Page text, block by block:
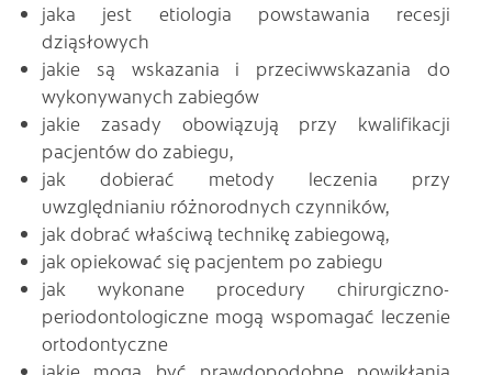
jaka jest etiologia powstawania recesji
dziąsłowych
jakie są wskazania i przeciwwskazania do
wykonywanych zabiegów
jakie zasady obowiązują przy kwalifikacji
pacjentów do zabiegu,
jak dobierać metody leczenia przy
uwzględnianiu różnorodnych czynników,
jak dobrać właściwą technikę zabiegową,
jak opiekować się pacjentem po zabiegu
jak wykonane procedury chirurgiczno-
periodontologiczne mogą wspomagać leczenie
ortodontyczne